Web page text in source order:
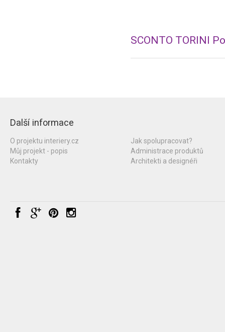
SCONTO TORINI
Další informace
O projektu interiery.cz
Můj projekt - popis
Kontakty
Jak spolupracovat?
Administrace produktů
Architekti a designéři